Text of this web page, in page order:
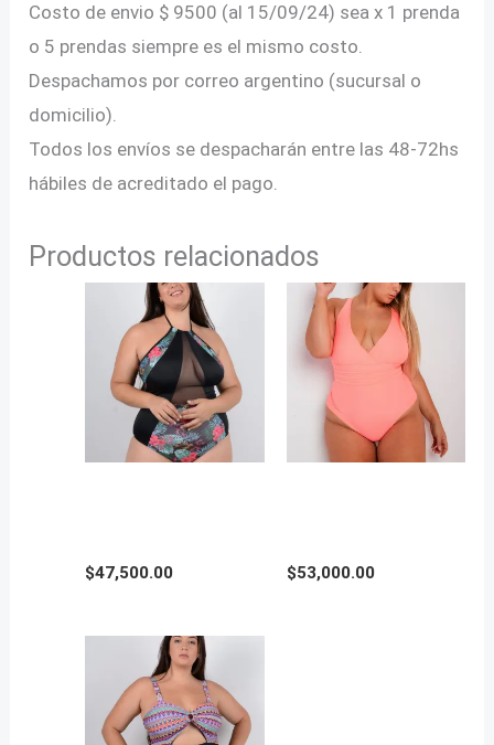
Costo de envio $ 9500 (al 15/09/24) sea x 1 prenda
o 5 prendas siempre es el mismo costo.
Despachamos por correo argentino (sucursal o
domicilio).
Todos los envíos se despacharán entre las 48-72hs
hábiles de acreditado el pago.
Productos relacionados
$47,500.00 $53,000.00